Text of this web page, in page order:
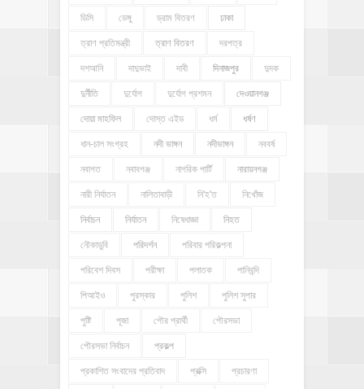
ডিসি ডেঙ্গু ড্রাম বিতরণ ঢাকা
ত্রাণ প্রতিমন্ত্রী ত্রাণ বিতরণ দরপত্র
দশআনি দাদুভাই দাবী দিনাজপুর দুদক
দুর্নীতি দুর্যোগ দুর্যোগ প্রশমন দেওয়ানগঞ্জ
দোয়া মাহফিল দোস্ত এইড ধর্ম ধর্ষণ
ধান-চাল সংগ্রহ নদী ভাঙ্গন নদীভাঙ্গন নববর্ষ
নবাগত নবাবগঞ্জ নাগরিক পার্টি নারায়নগঞ্জ
নারী নির্যাতন নালিতাবাড়ী নি'হ'ত নিখোঁজ
নির্বাচন নির্যাতন নিষেধাজ্ঞা নিহত
নৌকাডুবি পরিদর্শন পরিবার পরিকল্পনা
পরিবেশ দিবস পরীক্ষা পলাতক পানিবন্দি
পিআইও পুরস্কার পুলিশ পুলিশ সুপার
পুষ্টি পূজা পৌর প্রার্থী পৌরসভা
পৌরসভা নির্বাচন প্রকল্প
প্রকাশিত সংবাদের প্রতিবাদ প্রক্সি প্রচারণা